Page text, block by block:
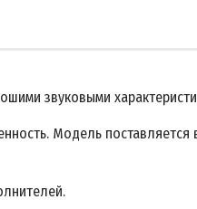
звуковыми
Модель